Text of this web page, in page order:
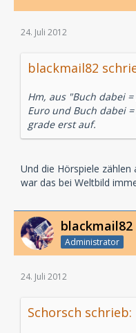
24. Juli 2012
blackmail82
Hm, aus "Buch dabei
Euro und Buch dabei
grade erst auf.
Und die Hörspiele
war das bei Weltbild
blackmail82
Administrator
24. Juli 2012
Schorsch schrieb: